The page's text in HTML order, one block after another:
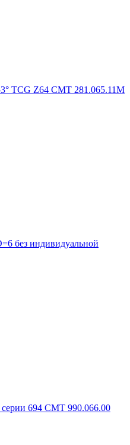
TCG Z64 CMT 281.065.11M
без индивидуальной
694 CMT 990.066.00